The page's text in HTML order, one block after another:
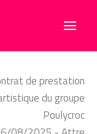
de prestation
du groupe
Poulycroc